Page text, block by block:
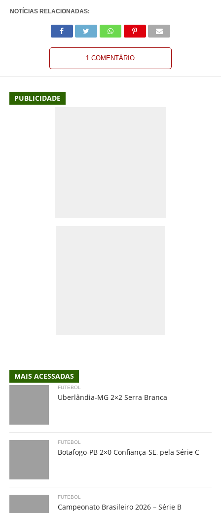
NOTÍCIAS RELACIONADAS:
1 COMENTÁRIO
PUBLICIDADE
MAIS ACESSADAS
FUTEBOL
Uberlândia-MG 2×2 Serra Branca
FUTEBOL
Botafogo-PB 2×0 Confiança-SE, pela Série C
FUTEBOL
Campeonato Brasileiro 2026 – Série B